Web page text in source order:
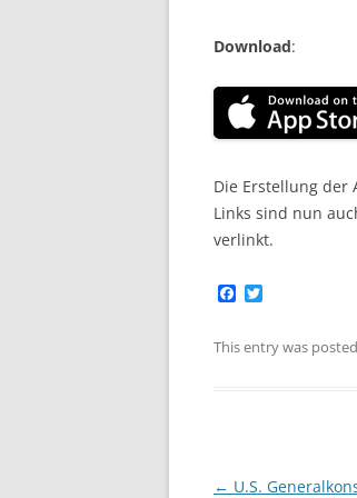
Download:
Die Erstellung der
Links sind nun
verlinkt.
e t
This entry was
Post
← U.S.